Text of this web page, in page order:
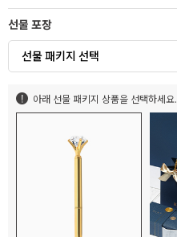
선물 포장
선물 패키지 선택
아래 선물 패키지 상품을 선택하세요.